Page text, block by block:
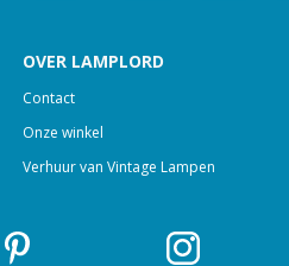
OVER LAMPLORD
Contact
Onze winkel
Verhuur van Vintage Lampen